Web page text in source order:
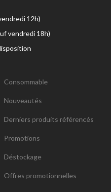
12h)
vendredi 18h)
Consommable
Nouveautés
Derniers produits référencés
Promotions
Déstockage
Offres promotionnelles